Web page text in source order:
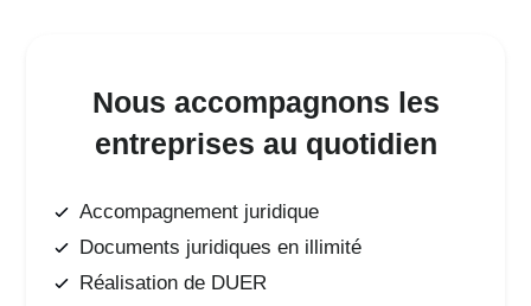
Nous accompagnons les
entreprises au quotidien
Accompagnement juridique
Documents juridiques en illimité
Réalisation de DUER